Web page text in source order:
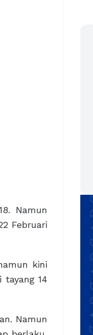
Namun
Februari
kini
tayang 14
Namun